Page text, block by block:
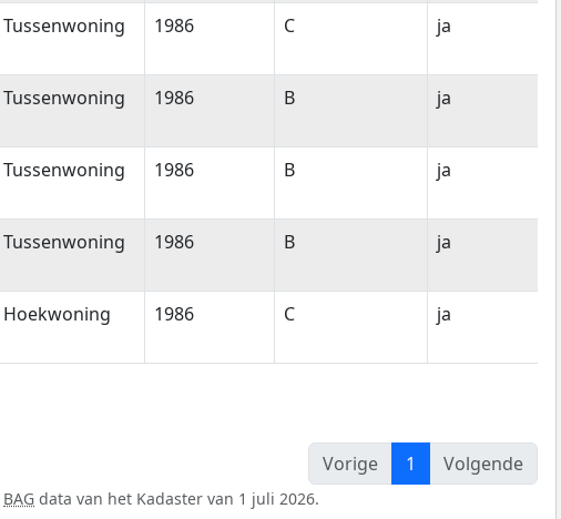
Tussenwoning 1986 C ja
Tussenwoning 1986 B ja
Tussenwoning 1986 B ja
Tussenwoning 1986 B ja
Hoekwoning 1986 C ja
Vorige
1 Volgende
BAG data van het Kadaster van 1 juli 2026.